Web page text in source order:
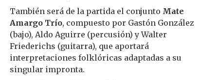
También será de la partida el conjunto Mate
Amargo Trío, compuesto por Gastón González
(bajo), Aldo Aguirre (percusión) y Walter
Friederichs (guitarra), que aportará
interpretaciones folklóricas adaptadas a su
singular impronta.